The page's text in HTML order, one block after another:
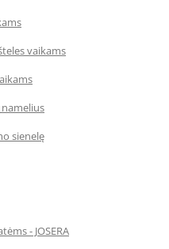
vaikams
sienelę
- JOSERA